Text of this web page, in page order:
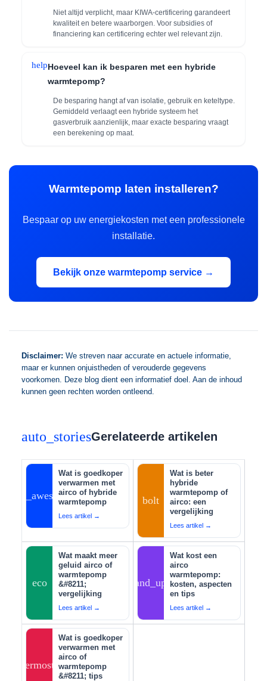
Niet altijd verplicht, maar KIWA-certificering garandeert
kwaliteit en betere waarborgen. Voor subsidies of
financiering kan certificering echter wel relevant zijn.
helpHoeveel kan ik besparen met een hybride
warmtepomp?
De besparing hangt af van isolatie, gebruik en keteltype.
Gemiddeld verlaagt een hybride systeem het
gasverbruik aanzienlijk, maar exacte besparing vraagt
een berekening op maat.
Warmtepomp laten installeren?
Bespaar op uw energiekosten met een professionele
installatie.
Bekijk onze warmtepomp service →
Disclaimer: We streven naar accurate en actuele informatie,
maar er kunnen onjuistheden of verouderde gegevens
voorkomen. Deze blog dient een informatief doel. Aan de inhoud
kunnen geen rechten worden ontleend.
auto_storiesGerelateerde artikelen
auto_awesome
Wat is goedkoper
verwarmen met
airco of hybride
warmtepomp
Lees artikel →
bolt
Wat is beter
hybride
warmtepomp of
airco: een
vergelijking
Lees artikel →
eco
Wat maakt meer
geluid airco of
warmtepomp
&#8211;
vergelijking
Lees artikel →
tips_and_updates
Wat kost een
airco
warmtepomp:
kosten, aspecten
en tips
Lees artikel →
thermostat
Wat is goedkoper
verwarmen met
airco of
warmtepomp
&#8211; tips